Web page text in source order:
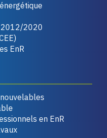
2012/2020
EnR
en EnR